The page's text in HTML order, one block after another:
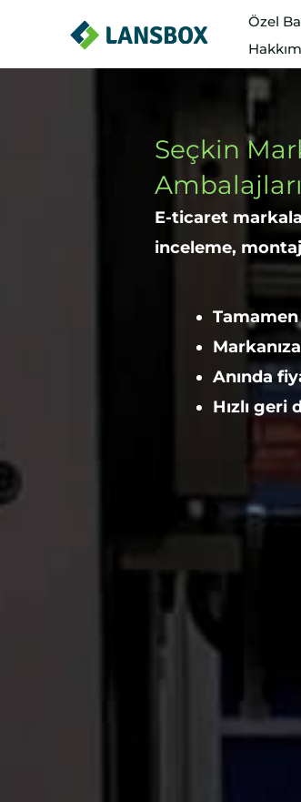
Özel
Seçkin
Ambalajları
E-ticaret
inceleme,
Anında
Hızlı geri